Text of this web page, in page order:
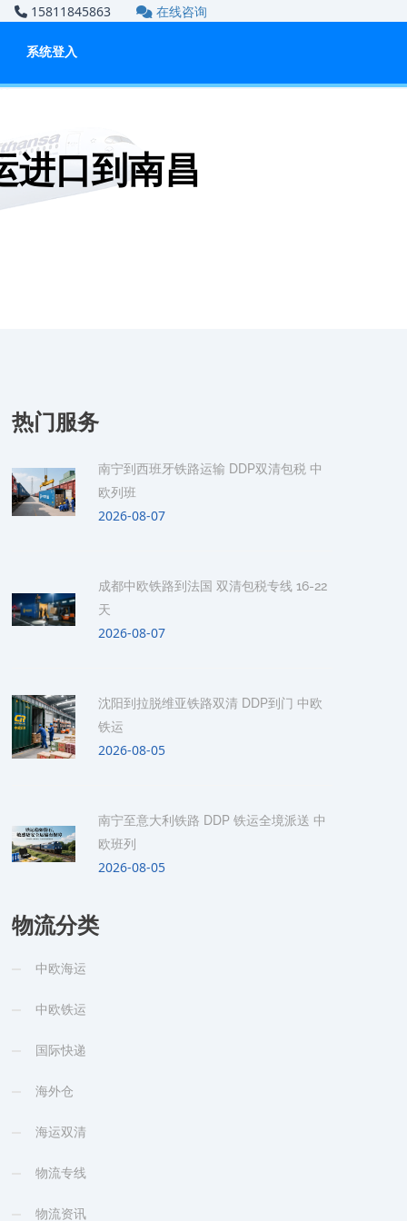
15811845863 在线咨询
系统登入
进口到南昌
热门服务
南宁到西班牙铁路运输 DDP双清包税 中
欧列班
2026-08-07
成都中欧铁路到法国 双清包税专线 16-22
天
2026-08-07
沈阳到拉脱维亚铁路双清 DDP到门 中欧
铁运
2026-08-05
南宁至意大利铁路 DDP 铁运全境派送 中
欧班列
2026-08-05
物流分类
中欧海运
中欧铁运
国际快递
海外仓
海运双清
物流专线
物流资讯